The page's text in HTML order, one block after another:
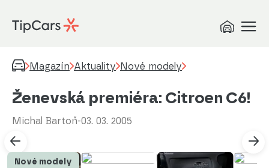
Magazín Aktuality Nové modely
Ženevská premiéra: Citroen C6!
Michal Bartoň-03. 03. 2005
+ 36
Nové modely